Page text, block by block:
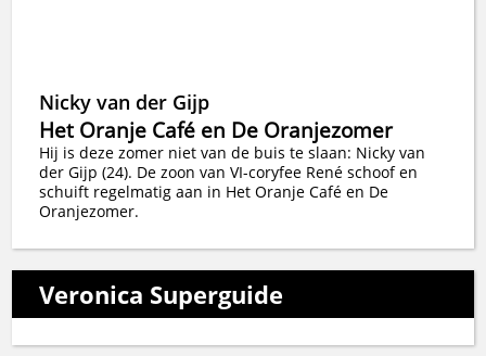
Nicky van der Gijp
Het Oranje Café en De Oranjezomer
Hij is deze zomer niet van de buis te slaan: Nicky van
der Gijp (24). De zoon van VI-coryfee René schoof en
schuift regelmatig aan in Het Oranje Café en De
Oranjezomer.
Veronica Superguide